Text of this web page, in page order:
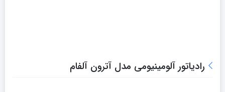
رادیاتور آلومینیومی مدل آترون آلفام